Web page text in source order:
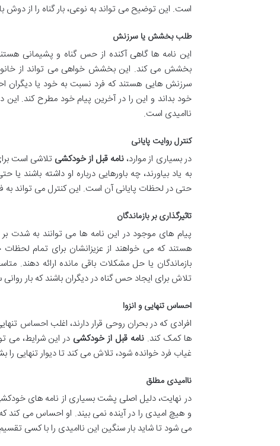
است. این توضیح می تواند به نوعی، بار گناه را از دوش
طلب بخشش یا سرزنش
این نامه ها گاهی آکنده از حس گناه و پشیمانی
بخشش می کند. این بخشش خواهی می تواند از
سرزنش هایی هستند که فرد نسبت به خود یا
خود بداند و این را در آخرین پیام خود مطرح کند.
ناامیدی است.
کنترل روایت پایانی
در بسیاری از موارد، نامه قبل از خودکشی تلاشی است
به یاد بیاورند، چه باورهایی درباره او داشته باشند
حتی در لحظات پایانی آن است. این کنترل می تواند
تاثیرگذاری بر بازماندگان
پیام های موجود در این نامه ها می توانند به شدت
هستند که می خواهند از عزیزانشان برای تمام
بازماندگان یا حل مشکلات باقی مانده ارائه دهند.
تلاش برای ایجاد حس گناه در دیگران باشند که بار روانی
احساس تنهایی و انزوا
افرادی که در بحران روحی قرار دارند، اغلب احساس
ها کمک کند.نامه قبل از خودکشی در این شرایط، می
غیاب فرد خوانده شود، تلاش می کند تا دیوار تنهایی
ناامیدی مطلق
در نهایت، دلیل اصلی پشت بسیاری از نامه های
و هیچ امیدی را در آینده نمی بیند. او احساس می کند
می شود تا شاید بار سنگین این ناامیدی را با کسی